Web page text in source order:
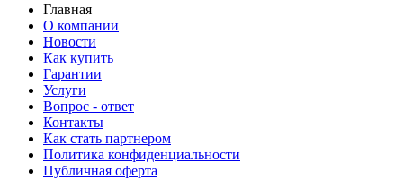
Главная
О компании
Новости
Как купить
Гарантии
Услуги
Вопрос - ответ
Контакты
Как стать партнером
Политика конфиденциальности
Публичная оферта